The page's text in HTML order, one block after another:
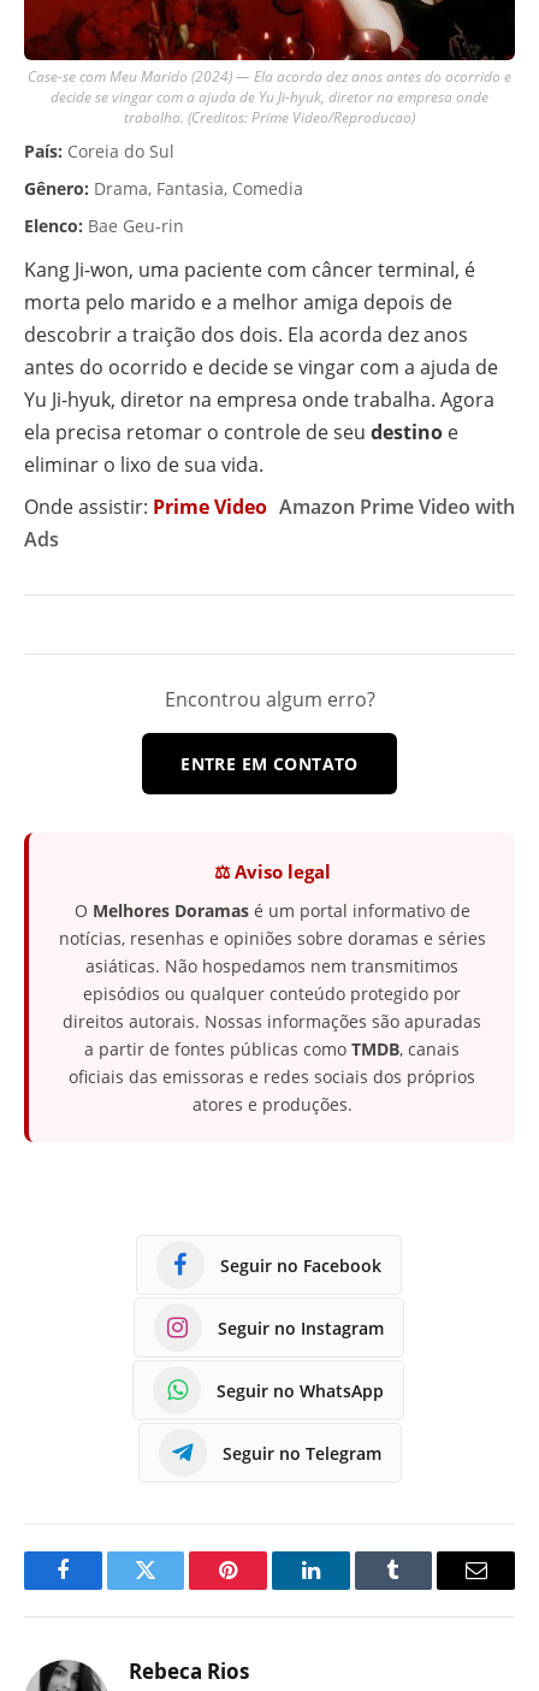
Case-se com Meu Marido (2024) — Ela acorda dez anos antes do ocorrido e
decide se vingar com a ajuda de Yu Ji-hyuk, diretor na empresa onde
trabalha. (Creditos: Prime Video/Reproducao)
País: Coreia do Sul
Gênero: Drama, Fantasia, Comedia
Elenco: Bae Geu-rin
Kang Ji-won, uma paciente com câncer terminal, é
morta pelo marido e a melhor amiga depois de
descobrir a traição dos dois. Ela acorda dez anos
antes do ocorrido e decide se vingar com a ajuda de
Yu Ji-hyuk, diretor na empresa onde trabalha. Agora
ela precisa retomar o controle de seu destino e
eliminar o lixo de sua vida.
Onde assistir: Prime Video Amazon Prime Video with
Ads
Encontrou algum erro?
ENTRE EM CONTATO
⚖️ Aviso legal
O Melhores Doramasé um portal informativo de
notícias, resenhas e opiniões sobre doramas e séries
asiáticas. Não hospedamos nem transmitimos
episódios ou qualquer conteúdo protegido por
direitos autorais. Nossas informações são apuradas
a partir de fontes públicas como TMDB, canais
oficiais das emissoras e redes sociais dos próprios
atores e produções.
Seguir no Facebook
Seguir no Instagram
Seguir no WhatsApp
Seguir no Telegram
FacebookTwitter Pinterest LinkedInTumblr
E-
Rebeca Rios